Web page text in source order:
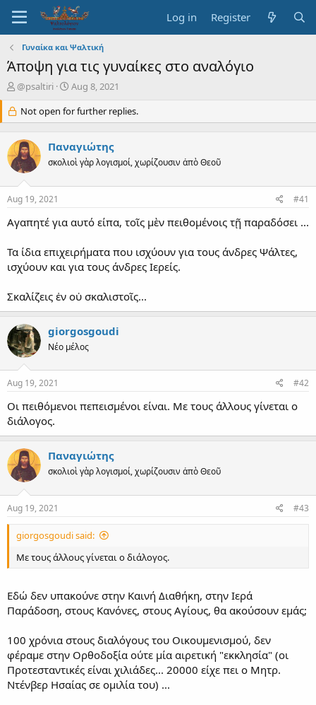
Log in Register
Γυναίκα και Ψαλτική
Άποψη για τις γυναίκες στο αναλόγιο
T
r
e
a
d
s
t
a
r
e
@psaltiri
S
a
r
d
a
e
Aug 8, 2021
Not open for further replies.
Παναγιώτης
σκολιοὶ γὰρ λογισμοί, χωρίζουσιν ἀπὸ Θεοῦ
Aug 19, 2021 #41
Αγαπητέ για αυτό είπα, τοῖς μὲν πειθομένοις τῇ παραδόσει ...
Τα ίδια επιχειρήματα που ισχύουν για τους άνδρες Ψάλτες,
ισχύουν και για τους άνδρες Ιερείς.
Σκαλίζεις ἐν οὐ σκαλιστοῖς...
giorgosgoudi
Νέο μέλος
Aug 19, 2021 #42
Οι πειθόμενοι πεπεισμένοι είναι. Με τους άλλους γίνεται ο
διάλογος.
Παναγιώτης
σκολιοὶ γὰρ λογισμοί, χωρίζουσιν ἀπὸ Θεοῦ
Aug 19, 2021 #43
giorgosgoudi said:
Με τους άλλους γίνεται ο διάλογος.
Εδώ δεν υπακούνε στην Καινή Διαθήκη, στην Ιερά
Παράδοση, στους Κανόνες, στους Αγίους, θα ακούσουν εμάς;
100 χρόνια στους διαλόγους του Οικουμενισμού, δεν
φέραμε στην Ορθοδοξία ούτε μία αιρετική "εκκλησία" (οι
Προτεσταντικές είναι χιλιάδες... 20000 είχε πει ο Μητρ.
Ντένβερ Ησαίας σε ομιλία του) ...